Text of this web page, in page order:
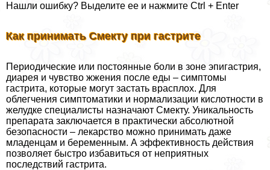
Нашли ошибку? Выделите ее и нажмите Ctrl + Enter
Как принимать Смекту при гастрите
Периодические или постоянные боли в зоне эпигастрия,
диарея и чувство жжения после еды – симптомы
гастрита, которые могут застать врасплох. Для
облегчения симптоматики и нормализации кислотности в
желудке специалисты назначают Смекту. Уникальность
препарата заключается в пpaктически абсолютной
безопасности – лекарство можно принимать даже
младенцам и беременным. А эффективность действия
позволяет быстро избавиться от неприятных
последствий гастрита.